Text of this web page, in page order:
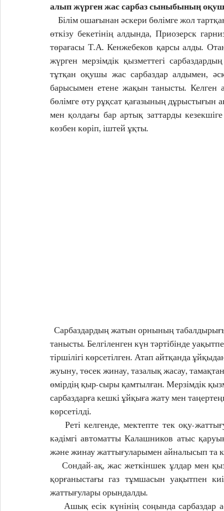
алып жүрген жас сарбаз сыныбының
өткізу бекетінің алдында, Приозерск
төрағасы Т.А. Кенжебеков қарсы алды.
жүрген мерзімдік қызметтегі
тұтқан оқушы жас сарбаздар алдымен,
барысымен етене жақын танысты. Келген
бөлімге өту рұқсат қағазының дұрыстығын
мен қолдағы бар артық заттарды
көзбен көріп, іштей ұқты.
танысты. Белгіленген күн тәртібінде
тіршілігі көрсетілген. Атап айтқанда
жуыну, төсек жинау, тазалық жасау,
өмірдің қыр-сыры қамтылған. Мерзімдік
сарбаздарға кешкі ұйқыға жату мен
көрсетілді.
кәдімгі автоматты Калашников атыс
және жинау жаттығуларымен айналысып та
    Сондай-ақ, жас жеткіншек ұлдар мен қыздарға радиациялық, химиялық және биологиялық
қорғаныстағы газ тұмшасын уақытпен
жаттығулары орындалды.